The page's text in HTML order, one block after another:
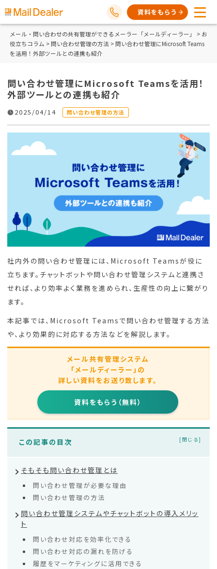
資料をもらう
メール・問い合わせの共有管理ができるメーラー「メールディーラー」 > お
役立ちコラム > 問い合わせ管理の方法 > 問い合わせ管理にMicrosoft Teams
を活用！外部ツールとの連携も紹介
問い合わせ管理にMicrosoft Teamsを活用！
外部ツールとの連携も紹介
2025/04/14 問い合わせ管理の方法
社内外の問い合わせ管理には、Microsoft Teamsが役に
立ちます。チャットボットや問い合わせ管理システムと連携さ
せれば、より効率よく業務を進められ、生産性の向上に繋がり
ます。
本記事では、Microsoft Teamsで問い合わせ管理する方法
や、より効果的に対応する方法などを解説します。
メール共有管理システム
「メールディーラー」の
詳しい資料をお送り致します。
資料をもらう（無料）
この記事の目次
そもそも問い合わせ管理とは
問い合わせ管理が必要な理由
問い合わせ管理の方法
問い合わせ管理システムやチャットボットの導入メリッ
ト
問い合わせ対応を効率化できる
問い合わせ対応の漏れを防げる
履歴をマーケティングに活用できる